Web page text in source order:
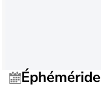
Éphéméride